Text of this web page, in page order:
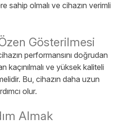
sahip olmalı ve cihazın verimli
Gösterilmesi
performansını doğrudan
kaçınılmalı ve yüksek kaliteli
Bu, cihazın daha uzun
olur.
Almak